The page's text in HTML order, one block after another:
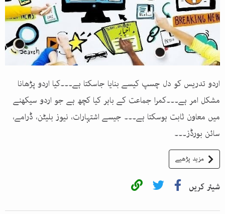
اردو تدریس کو دل چسپ کیسے بنایا جاسکتا ہے۔۔۔کیا اردو پڑھانا
مشکل امر ہے۔۔۔کمرا جماعت کے باہر کیا کچھ ہے جو اردو سیکھنے
میں معاون ثابت ہوسکتا ہے۔۔۔ جیسے اشتہارات، نیوز بلیٹن، ڈرامے،
سائن بورڈز۔۔۔
مزید پڑھیے
شیئر کریں